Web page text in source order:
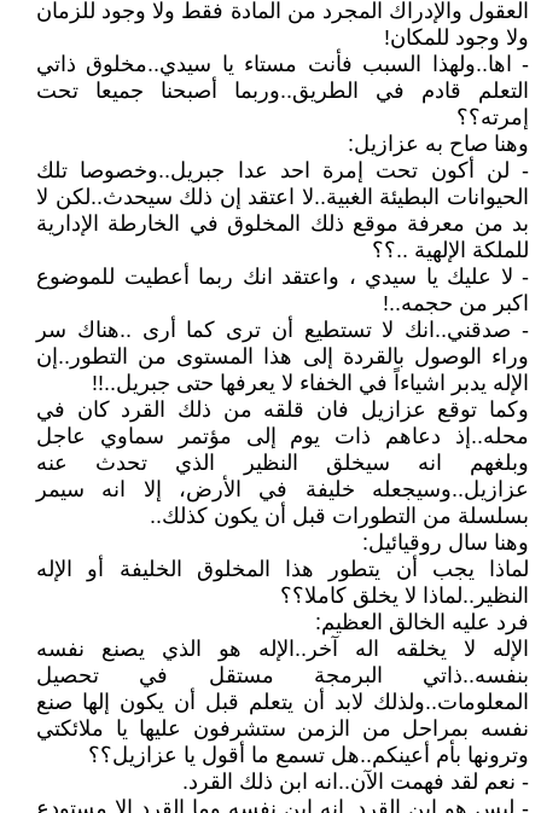
العقول والإدراك المجرد من المادة فقط ولا وجود للزمان
ولا وجود للمكان!
- اها..ولهذا السبب فأنت مستاء يا سيدي..مخلوق ذاتي
التعلم قادم في الطريق..وربما أصبحنا جميعا تحت
إمرته؟؟
وهنا صاح به عزازيل:
- لن أكون تحت إمرة احد عدا جبريل..وخصوصا تلك
الحيوانات البطيئة الغبية..لا اعتقد إن ذلك سيحدث..لكن لا
بد من معرفة موقع ذلك المخلوق في الخارطة الإدارية
للملكة الإلهية ..؟؟
- لا عليك يا سيدي ، واعتقد انك ربما أعطيت للموضوع
اكبر من حجمه..!
- صدقني..انك لا تستطيع أن ترى كما أرى ..هناك سر
وراء الوصول بالقردة إلى هذا المستوى من التطور..إن
الإله يدبر اشياءاً في الخفاء لا يعرفها حتى جبريل..!!
وكما توقع عزازيل فان قلقه من ذلك القرد كان في
محله..إذ دعاهم ذات يوم إلى مؤتمر سماوي عاجل
وبلغهم انه سيخلق النظير الذي تحدث عنه
عزازيل..وسيجعله خليفة في الأرض، إلا انه سيمر
بسلسلة من التطورات قبل أن يكون كذلك..
وهنا سال روقيائيل:
لماذا يجب أن يتطور هذا المخلوق الخليفة أو الإله
النظير..لماذا لا يخلق كاملا؟؟
فرد عليه الخالق العظيم:
الإله لا يخلقه اله آخر..الإله هو الذي يصنع نفسه
بنفسه..ذاتي البرمجة مستقل في تحصيل
المعلومات..ولذلك لابد أن يتعلم قبل أن يكون إلها صنع
نفسه بمراحل من الزمن ستشرفون عليها يا ملائكتي
وترونها بأم أعينكم..هل تسمع ما أقول يا عزازيل؟؟
- نعم لقد فهمت الآن..انه ابن ذلك القرد.